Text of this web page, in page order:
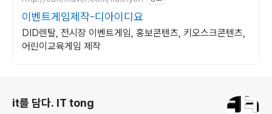
이벤트게임제작-디아이디요
DID렌탈, 전시장 이벤트게임, 홍보콘텐츠, 키오스크콘텐츠,
어린이교육게임 제작
it를 담다. IT tong